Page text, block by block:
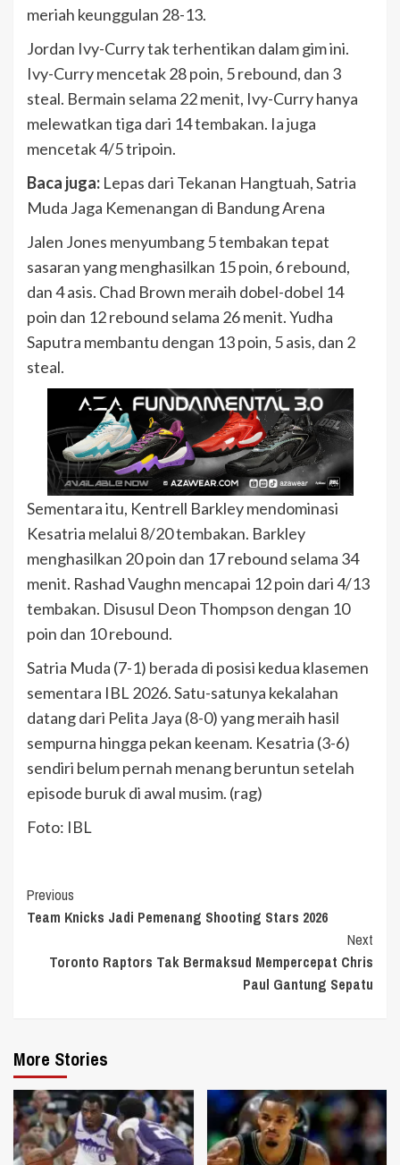
meriah keunggulan 28-13.
Jordan Ivy-Curry tak terhentikan dalam gim ini.
Ivy-Curry mencetak 28 poin, 5 rebound, dan 3
steal. Bermain selama 22 menit, Ivy-Curry hanya
melewatkan tiga dari 14 tembakan. Ia juga
mencetak 4/5 tripoin.
Baca juga: Lepas dari Tekanan Hangtuah, Satria
Muda Jaga Kemenangan di Bandung Arena
Jalen Jones menyumbang 5 tembakan tepat
sasaran yang menghasilkan 15 poin, 6 rebound,
dan 4 asis. Chad Brown meraih dobel-dobel 14
poin dan 12 rebound selama 26 menit. Yudha
Saputra membantu dengan 13 poin, 5 asis, dan 2
steal.
Sementara itu, Kentrell Barkley mendominasi
Kesatria melalui 8/20 tembakan. Barkley
menghasilkan 20 poin dan 17 rebound selama 34
menit. Rashad Vaughn mencapai 12 poin dari 4/13
tembakan. Disusul Deon Thompson dengan 10
poin dan 10 rebound.
Satria Muda (7-1) berada di posisi kedua klasemen
sementara IBL 2026. Satu-satunya kekalahan
datang dari Pelita Jaya (8-0) yang meraih hasil
sempurna hingga pekan keenam. Kesatria (3-6)
sendiri belum pernah menang beruntun setelah
episode buruk di awal musim. (rag)
Foto: IBL
Continue
Reading
Previous
Team Knicks Jadi Pemenang Shooting Stars 2026
Next
Toronto Raptors Tak Bermaksud Mempercepat Chris
Paul Gantung Sepatu
More Stories